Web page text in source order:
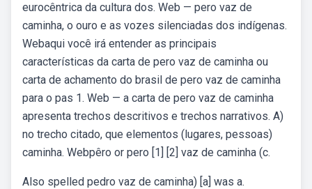
eurocêntrica da cultura dos. Web — pero vaz de
caminha, o ouro e as vozes silenciadas dos indígenas.
Webaqui você irá entender as principais
características da carta de pero vaz de caminha ou
carta de achamento do brasil de pero vaz de caminha
para o pas 1. Web — a carta de pero vaz de caminha
apresenta trechos descritivos e trechos narrativos. A)
no trecho citado, que elementos (lugares, pessoas)
caminha. Webpêro or pero [1] [2] vaz de caminha (c.
Also spelled pedro vaz de caminha) [a] was a.